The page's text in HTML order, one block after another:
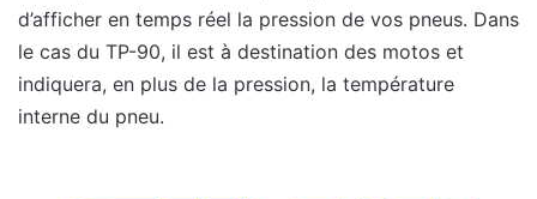
d’afficher en temps réel la pression de vos pneus. Dans
le cas du TP-90, il est à destination des motos et
indiquera, en plus de la pression, la température
interne du pneu.